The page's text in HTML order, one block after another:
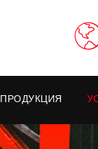
ПРОДУКЦИЯ